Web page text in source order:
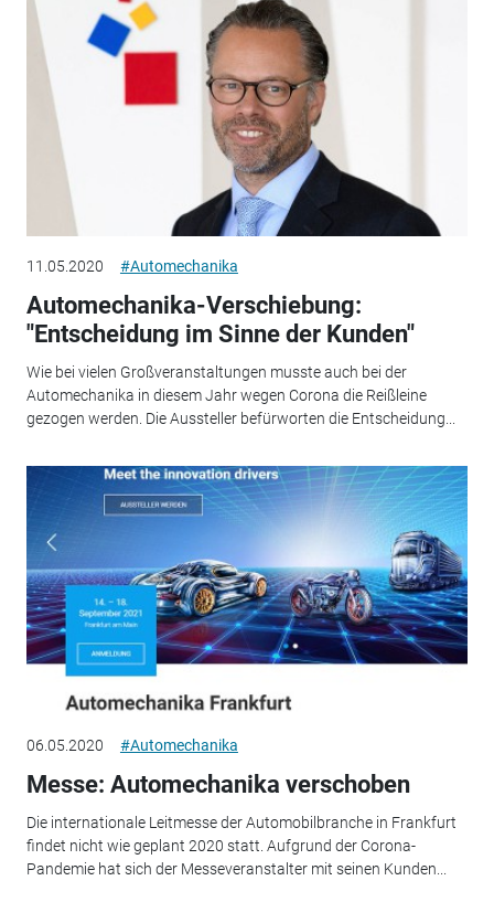
11.05.2020 #Automechanika
Automechanika-Verschiebung:
"Entscheidung im Sinne der Kunden"
Wie bei vielen Großveranstaltungen musste auch bei der
Automechanika in diesem Jahr wegen Corona die Reißleine
gezogen werden. Die Aussteller befürworten die Entscheidung...
06.05.2020 #Automechanika
Messe: Automechanika verschoben
Die internationale Leitmesse der Automobilbranche in Frankfurt
findet nicht wie geplant 2020 statt. Aufgrund der Corona-
Pandemie hat sich der Messeveranstalter mit seinen Kunden...